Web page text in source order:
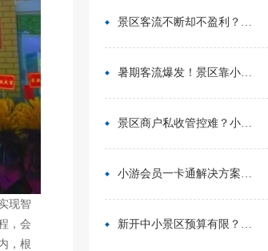
现智
，会
，根
景区客流不断却不盈利？靠一卡通盘活二消，真实案例营收翻倍
暑期客流爆发！景区靠小游票务系统，轻松拿捏旺季流量与口碑
景区商户私收管控难？小游票务系统统一收银方案，从根源杜绝私自收款
小游会员一卡通解决方案：消费游玩更省心！
新开中小景区预算有限？分 3 阶段搭建售检票系统，小游票务轻量化方案直接落地